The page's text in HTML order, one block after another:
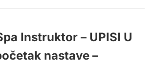
Instruktor – UPISI U
nastave –